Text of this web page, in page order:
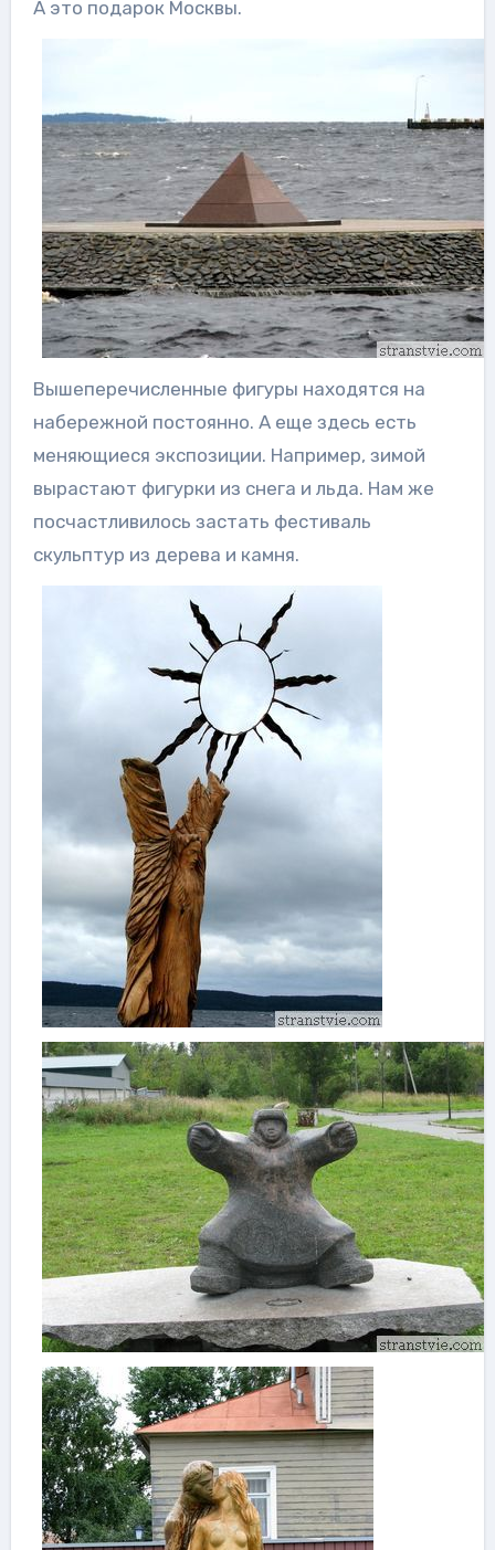
А это подарок Москвы.
Вышеперечисленные фигуры находятся на
набережной постоянно. А еще здесь есть
меняющиеся экспозиции. Например, зимой
вырастают фигурки из снега и льда. Нам же
посчастливилось застать фестиваль
скульптур из дерева и камня.